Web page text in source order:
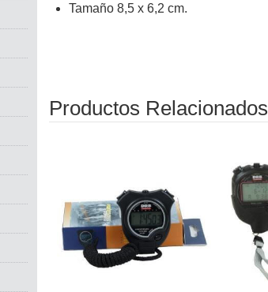
Tamaño 8,5 x 6,2 cm.
Productos Relacionados